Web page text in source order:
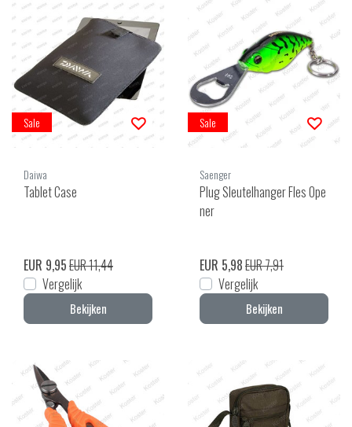
Sale
Daiwa
Tablet Case
EUR 9,95EUR 11,44
Vergelijk
Bekijken
Sale
Saenger
Plug Sleutelhanger Fles Ope
ner
EUR 5,98EUR 7,91
Vergelijk
Bekijken